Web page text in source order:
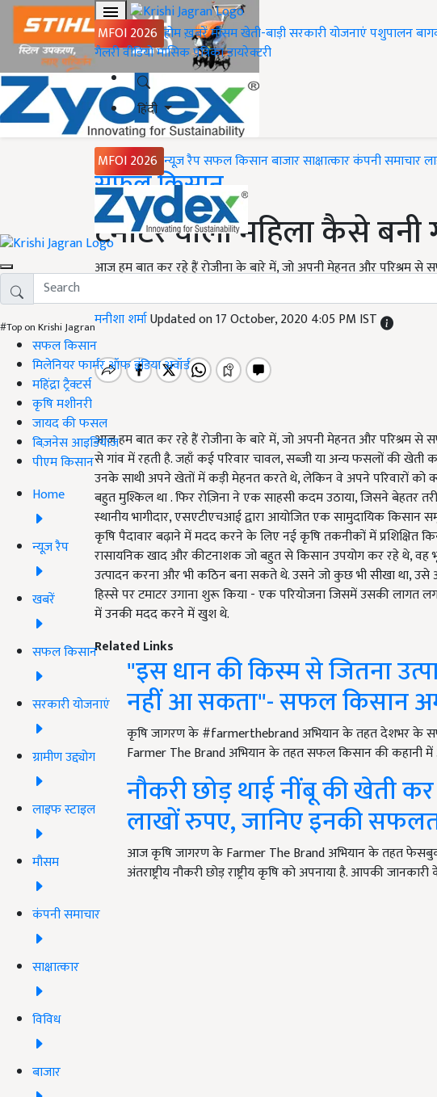
MFOI 2026 होमख़बरेंमौसमखेती-बाड़ीसरकारी योजनाएंपशुपालन
गैलरीवीडियोमासिक पत्रिकाडायरेक्टरी
हिंदी
MFOI 2026 न्यूज़ रैपसफल किसानबाजारसाक्षात्कारकंपनी समाचार
#Top on Krishi Jagran
सफल किसान
मिलेनियर फार्मर ऑफ इंडिया अवॉर्ड
महिंद्रा ट्रैक्टर्स
कृषि मशीनरी
जायद की फसल
बिज़नेस आइडियाज
पीएम किसान
Home
न्यूज़ रैप
खबरें
सफल किसान
सरकारी योजनाएं
ग्रामीण उद्द्योग
लाइफ स्टाइल
मौसम
कंपनी समाचार
साक्षात्कार
विविध
बाजार
Home
सफल किसान
टमाटर वाली महिला कैसे बनी
आज हम बात कर रहे हैं रोजीना के बारे में, जो अपनी मेहनत और परिश्रम से
मनीशा शर्माUpdated on 17 October, 2020 4:05 PM IST
आज हम बात कर रहे हैं रोजीना के बारे में, जो अपनी मेहनत और परिश्रम से
से गांव में रहती है. जहाँ कई परिवार चावल, सब्जी या अन्य फसलों की खेती
उनके साथी अपने खेतों में कड़ी मेहनत करते थे, लेकिन वे अपने परिवारों को
बहुत मुश्किल था . फिर रोज़िना ने एक साहसी कदम उठाया, जिसने बेहतर
स्थानीय भागीदार, एसएटीएचआई द्वारा आयोजित एक सामुदायिक
कृषि पैदावार बढ़ाने में मदद करने के लिए नई कृषि तकनीकों में प्रशिक्षित
रासायनिक खाद और कीटनाशक जो बहुत से किसान उपयोग कर रहे थे,
उत्पादन करना और भी कठिन बना सकते थे. उसने जो कुछ भी सीखा था,
हिस्से पर टमाटर उगाना शुरू किया - एक परियोजना जिसमें उसकी
में उनकी मदद करने में खुश थे.
Related Links
"इस धान की किस्म से जितना
नहीं आ सकता"- सफल किसान
कृषि जागरण के #farmerthebrand अभियान के तहत देशभर के
Farmer The Brand अभियान के तहत सफल किसान की कहानी
नौकरी छोड़ थाई नींबू की खेती
लाखों रुपए, जानिए इनकी
आज कृषि जागरण के Farmer The Brand अभियान के तहत
अंतराष्ट्रीय नौकरी छोड़ राष्ट्रीय कृषि को अपनाया है. आपकी